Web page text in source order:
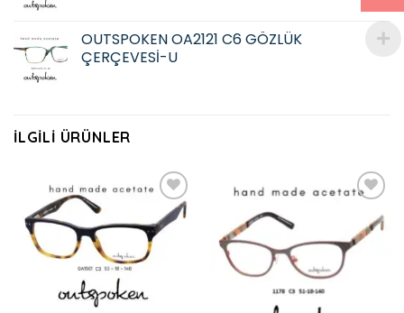
OUTSPOKEN OA2121 C6 GÖZLÜK
ÇERÇEVESİ-U
İLGILI ÜRÜNLER
Add to
wishlist
Add to
wishlist